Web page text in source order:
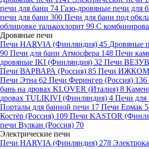
печи для бани 74 Газо-дровяные печи для
печи для бани 300 Печи для бани под
облицовке талькохлорит 99 С
Дровяные печи
Печи HARVIA (Финляндия) 45 Дровяные
90 Печи для бани Атмосфера 148 Печи
дровяные IKI (Финляндия) 32 Печи
Печи ВАРВАРА (Россия) 85 Печи
Печи Этна 62 Печи Ферингер (Россия) 136
бань на дровах KLOVER (Италия) 8
дровах TULIKIVI (Финляндия) 4 Печи для
Порталы для банной печи 17 Печи Ермак
Костёр (Россия) 109 Печи KASTOR
печи Вулкан (Россия) 70
Электрические печи
Печи HARVIA (Финляндия) 278